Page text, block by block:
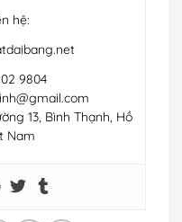
hệ:
9804
13, Bình Thạnh, Hồ
Nam